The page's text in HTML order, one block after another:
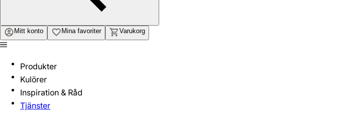
Mitt konto Mina favoriter Varukorg
Produkter
Kulörer
Inspiration & Råd
Tjänster